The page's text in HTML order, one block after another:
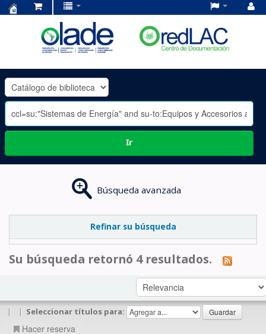
OLADE
-
Ir
Búsqueda avanzada
Refinar su búsqueda
Su búsqueda retornó 4 resultados.
| | Seleccionar títulos para:
Hacer reserva